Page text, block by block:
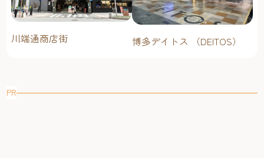
川端通商店街 博多デイトス （DEITOS）
PR